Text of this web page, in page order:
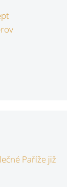
Paříže již